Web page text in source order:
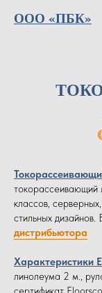
ООО «ПБК»
токорассеивающий
классов,
стильных дизайнов.
дистрибьютора
Характеристики
линолеума 2 м.,